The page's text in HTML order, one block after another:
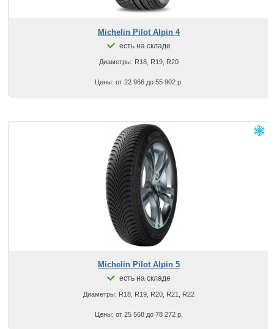
Michelin Pilot Alpin 4
есть на складе
Диаметры: R18, R19, R20
Цены: от 22 966 до 55 902 р.
Michelin Pilot Alpin 5
есть на складе
Диаметры: R18, R19, R20, R21, R22
Цены: от 25 568 до 78 272 р.